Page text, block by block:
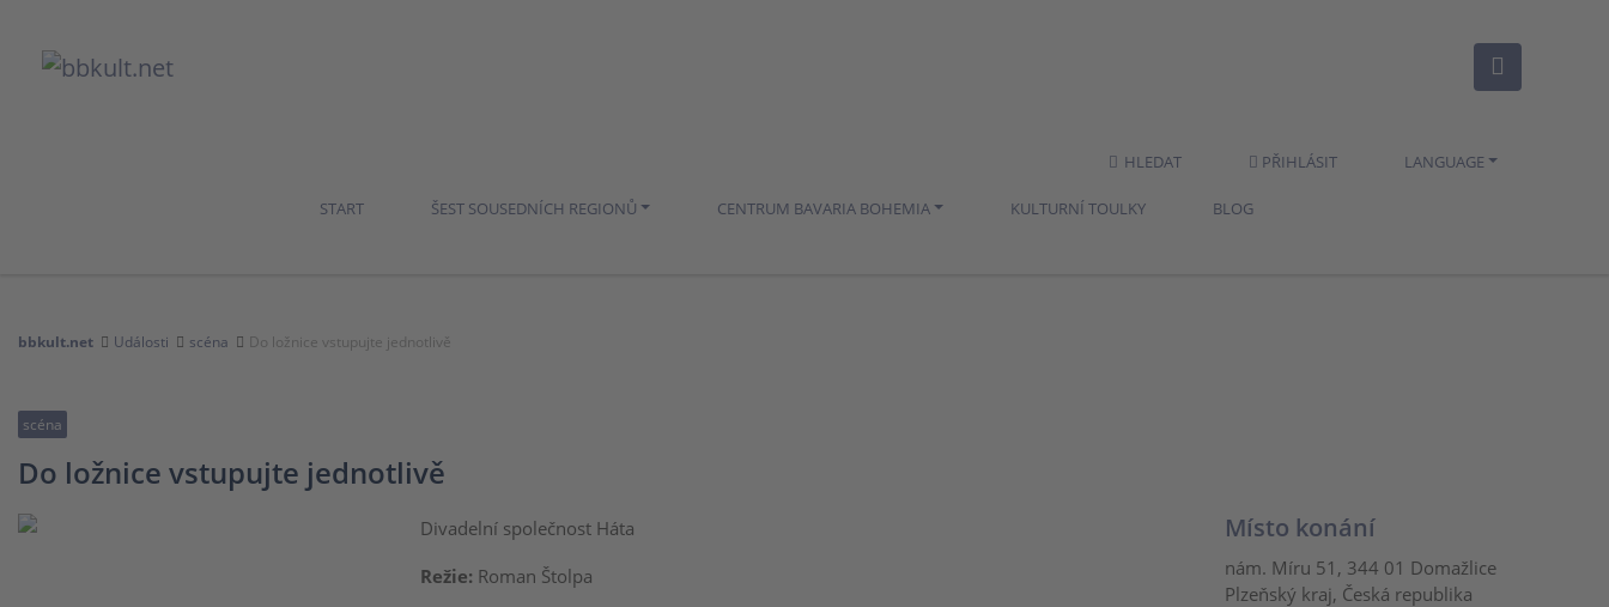
HLEDAT PŘIHLÁSIT LANGUAGE
START ŠEST SOUSEDNÍCH REGIONŮ CENTRUM BAVARIA BOHEMIA KULTURNÍ TOULKY BLOG
bbkult.net Události scéna Do ložnice vstupujte jednotlivě
scéna
Do ložnice vstupujte jednotlivě
Divadelní společnost Háta
Režie: Roman Štolpa
Místo konání
nám. Míru 51, 344 01 Domažlice
Plzeňský kraj, Česká republika